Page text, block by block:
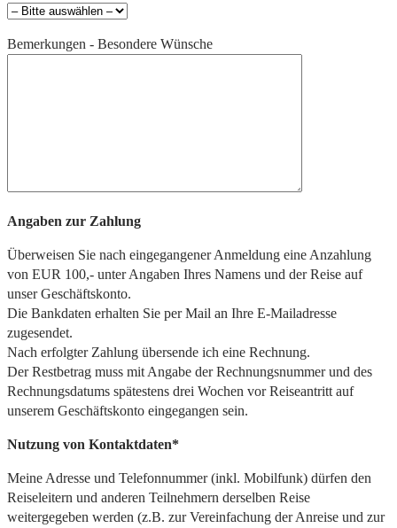
Bemerkungen - Besondere Wünsche
Angaben zur Zahlung
Überweisen Sie nach eingegangener Anmeldung eine Anzahlung
von EUR 100,- unter Angaben Ihres Namens und der Reise auf
unser Geschäftskonto.
Die Bankdaten erhalten Sie per Mail an Ihre E-Mailadresse
zugesendet.
Nach erfolgter Zahlung übersende ich eine Rechnung.
Der Restbetrag muss mit Angabe der Rechnungsnummer und des
Rechnungsdatums spätestens drei Wochen vor Reiseantritt auf
unserem Geschäftskonto eingegangen sein.
Nutzung von Kontaktdaten*
Meine Adresse und Telefonnummer (inkl. Mobilfunk) dürfen den
Reiseleitern und anderen Teilnehmern derselben Reise
weitergegeben werden (z.B. zur Vereinfachung der Anreise und zur